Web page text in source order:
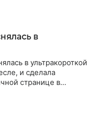
в
в ультракороткой
и сделала
странице в